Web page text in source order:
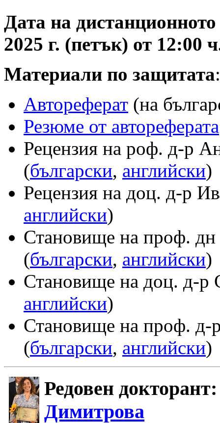
Дата на
2025 г. (петък) от 12:00
Материали по защитата:
Автореферат (на
Резюме от автореферата
Рецензия на роф. д-р
(български, английски)
Рецензия на доц. д-р
английски)
Становище на проф. дн
(български, английски)
Становище на доц. д-р
английски)
Становище на проф. д-
(български, английски)
Редовен
Димитрова